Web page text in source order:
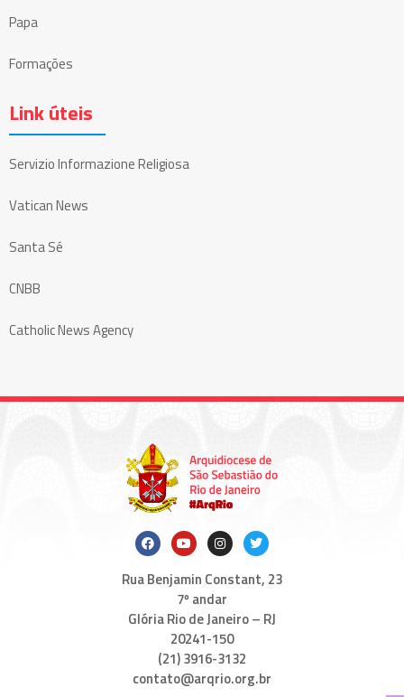
Papa
Formações
Link úteis
Servizio Informazione Religiosa
Vatican News
Santa Sé
CNBB
Catholic News Agency
Rua Benjamin Constant, 23
7º andar
Glória Rio de Janeiro – RJ
20241-150
(21) 3916-3132
contato@arqrio.org.br